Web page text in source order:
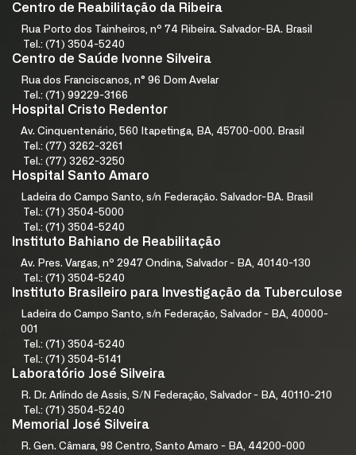
Centro de Reabilitação da Ribeira
Rua Porto dos Tainheiros, nº 74 Ribeira. Salvador-BA. Brasil
Tel.: (71) 3504-5240
Centro de Saúde Ivonne Silveira
Rua dos Franciscanos, n° 96 Dom Avelar
Tel.: (71) 99229-3166
Hospital Cristo Redentor
Av. Cinquentenário, 560 Itapetinga, BA, 45700-000. Brasil
Tel.: (77) 3262-3261
Tel.: (77) 3262-3250
Hospital Santo Amaro
Ladeira do Campo Santo, s/n Federação. Salvador-BA. Brasil
Tel.: (71) 3504-5000
Tel.: (71) 3504-5240
Instituto Bahiano de Reabilitação
Av. Pres. Vargas, nº 2947 Ondina, Salvador - BA, 40140-130
Tel.: (71) 3504-5240
Instituto Brasileiro para Investigação da Tuberculose
Ladeira do Campo Santo, s/n Federação, Salvador - BA, 40000-
001
Tel.: (71) 3504-5240
Tel.: (71) 3504-5141
Laboratório José Silveira
R. Dr. Arlíndo de Assis, S/N Federação, Salvador - BA, 40110-210
Tel.: (71) 3504-5240
Memorial José Silveira
R. Gen. Câmara, 98 Centro, Santo Amaro - BA, 44200-000